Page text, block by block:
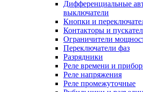
Дифференциальные
выключатели
Кнопки и
Контакторы и
Ограничители
Переключатели фаз
Разрядники
Реле времени и
Реле напряжения
Реле промежуточные